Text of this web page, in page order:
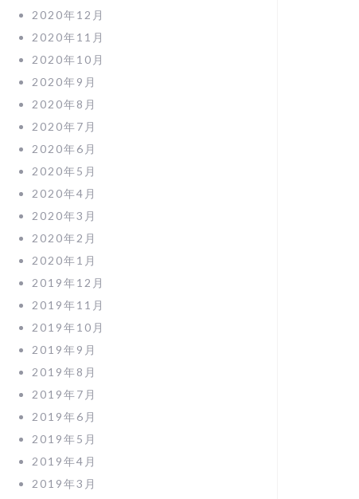
2020年12月
2020年11月
2020年10月
2020年9月
2020年8月
2020年7月
2020年6月
2020年5月
2020年4月
2020年3月
2020年2月
2020年1月
2019年12月
2019年11月
2019年10月
2019年9月
2019年8月
2019年7月
2019年6月
2019年5月
2019年4月
2019年3月